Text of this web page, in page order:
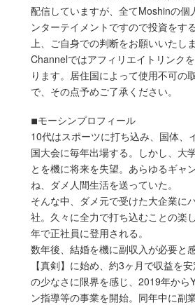
配信していますが、全てMoshinの個
ンターテイメントですので投資をす
上、ご自身での判断をお願いいたし
Channelではアフィリエイトリンク
ります。居住国によって使用不可の
で、その点予めご了承ください。
◾︎モーシンプロフィール
10代はスポーツに打ち込み、国体、
国大会に毎年出場する。しかし、大
とを機に将来を失望。あらゆるギャ
ね、ダメ人間生活を送っていた。
そんな中、ダメ元で受けた大企業に
社。久々に全力で打ち込むことの楽
年で正社員に登用される。
数年後、結婚を機に副収入が必要と
【真剣】に始め、約3ヶ月で収益を
の少なさに限界を感じ、2019年から
ン指導等の事業を開始。同年中に副